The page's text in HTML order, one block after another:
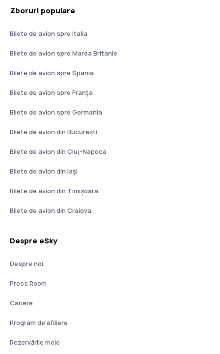
Zboruri populare
Bilete de avion spre Italia
Bilete de avion spre Marea Britanie
Bilete de avion spre Spania
Bilete de avion spre Franţa
Bilete de avion spre Germania
Bilete de avion din București
Bilete de avion din Cluj-Napoca
Bilete de avion din Iași
Bilete de avion din Timișoara
Bilete de avion din Craiova
Despre eSky
Despre noi
Press Room
Cariere
Program de afiliere
Rezervările mele